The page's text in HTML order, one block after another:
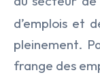
d’emplois et
pleinement.
frange des